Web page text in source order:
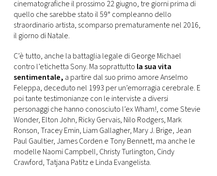
CONSIGLIA
cinematografiche il prossimo 22 giugno, tre giorni prima di
quello che sarebbe stato il 59° compleanno dello
straordinario artista, scomparso prematuramente nel 2016,
il giorno di Natale.
C’è tutto, anche la battaglia legale di George Michael
contro l’etichetta Sony. Ma soprattutto la sua vita
sentimentale, a partire dal suo primo amore Anselmo
Feleppa, deceduto nel 1993 per un’emorragia cerebrale. E
poi tante testimonianze con le interviste a diversi
personaggi che hanno conosciuto l’ex Wham!, come Stevie
Wonder, Elton John, Ricky Gervais, Nilo Rodgers, Mark
Ronson, Tracey Emin, Liam Gallagher, Mary J. Brige, Jean
Paul Gaultier, James Corden e Tony Bennett, ma anche le
modelle Naomi Campbell, Christy Turlington, Cindy
Crawford, Tatjana Patitz e Linda Evangelista.